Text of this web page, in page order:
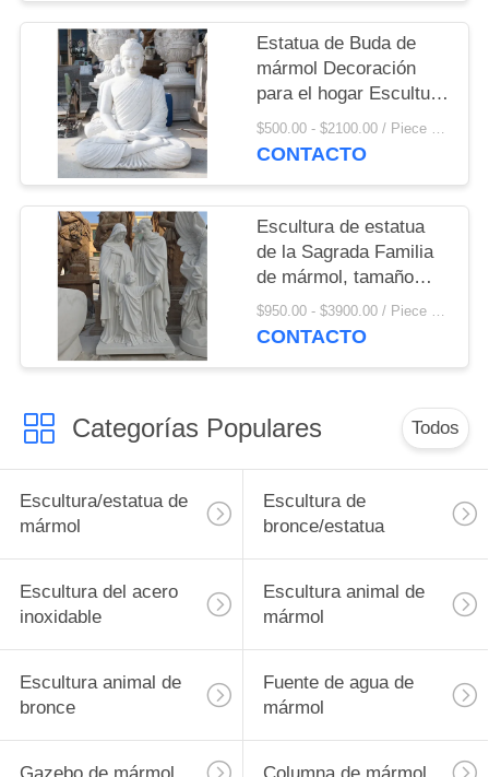
Estatua de Buda de
mármol Decoración
para el hogar Escultura
de piedra blanca
Estatuas de jardín
$500.00 - $2100.00 / Piece MOQ:1
CONTACTO
Escultura de estatua
de la Sagrada Familia
de mármol, tamaño
natural, Jesús, María,
San José, estatuas,
$950.00 - $3900.00 / Piece MOQ:1
CONTACTO
Categorías Populares Todos
Escultura/estatua de
mármol
Escultura de
bronce/estatua
Escultura del acero
inoxidable
Escultura animal de
mármol
Escultura animal de
bronce
Fuente de agua de
mármol